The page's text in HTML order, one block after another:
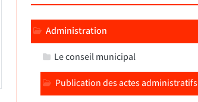
Administration
Le conseil municipal
Publication des actes administratifs